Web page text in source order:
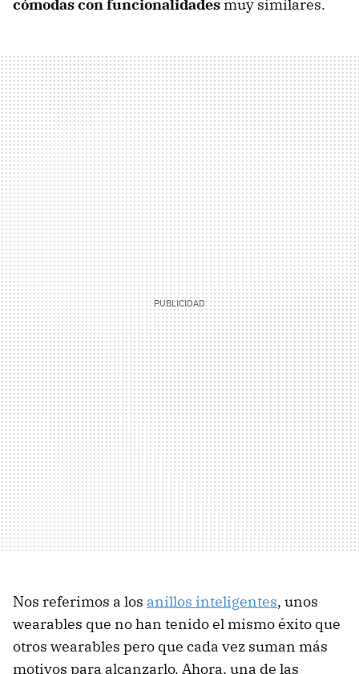
cómodas con funcionalidades muy similares.
Nos referimos a los anillos inteligentes, unos
wearables que no han tenido el mismo éxito que
otros wearables pero que cada vez suman más
motivos para alcanzarlo. Ahora, una de las